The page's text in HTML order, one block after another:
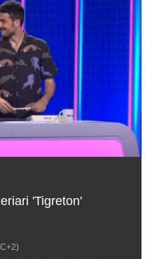
'Tigreton'